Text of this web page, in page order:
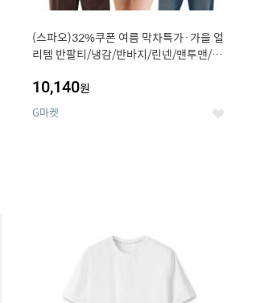
(스파오)32%쿠폰 여름 막차특가·가을 얼
리템 반팔티/냉감/반바지/린넨/맨투맨/슬
10,140원
G마켓 좋